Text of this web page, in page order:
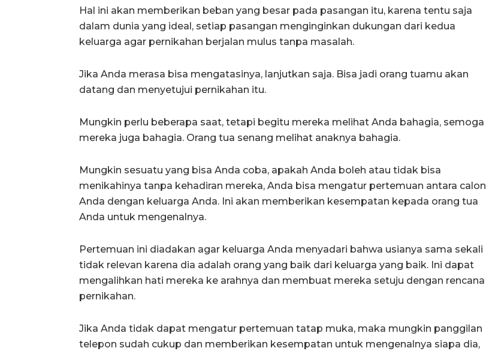
Hal ini akan memberikan beban yang besar pada pasangan itu, karena tentu saja
dalam dunia yang ideal, setiap pasangan menginginkan dukungan dari kedua
keluarga agar pernikahan berjalan mulus tanpa masalah.
Jika Anda merasa bisa mengatasinya, lanjutkan saja. Bisa jadi orang tuamu akan
datang dan menyetujui pernikahan itu.
Mungkin perlu beberapa saat, tetapi begitu mereka melihat Anda bahagia, semoga
mereka juga bahagia. Orang tua senang melihat anaknya bahagia.
Mungkin sesuatu yang bisa Anda coba, apakah Anda boleh atau tidak bisa
menikahinya tanpa kehadiran mereka, Anda bisa mengatur pertemuan antara calon
Anda dengan keluarga Anda. Ini akan memberikan kesempatan kepada orang tua
Anda untuk mengenalnya.
Pertemuan ini diadakan agar keluarga Anda menyadari bahwa usianya sama sekali
tidak relevan karena dia adalah orang yang baik dari keluarga yang baik. Ini dapat
mengalihkan hati mereka ke arahnya dan membuat mereka setuju dengan rencana
pernikahan.
Jika Anda tidak dapat mengatur pertemuan tatap muka, maka mungkin panggilan
telepon sudah cukup dan memberikan kesempatan untuk mengenalnya siapa dia,